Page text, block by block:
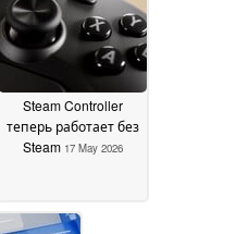
May 2026
Steam Controller
теперь работает без
Steam 17 May 2026